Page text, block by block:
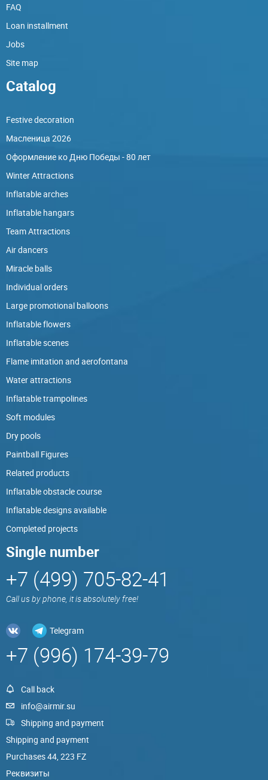
FAQ
Loan installment
Jobs
Site map
Catalog
Festive decoration
Масленица 2026
Оформление ко Дню Победы - 80 лет
Winter Attractions
Inflatable arches
Inflatable hangars
Team Attractions
Air dancers
Miracle balls
Individual orders
Large promotional balloons
Inflatable flowers
Inflatable scenes
Flame imitation and aerofontana
Water attractions
Inflatable trampolines
Soft modules
Dry pools
Paintball Figures
Related products
Inflatable obstacle course
Inflatable designs available
Completed projects
Single number
+7 (499) 705-82-41
Call us by phone, it is absolutely free!
Telegram
+7 (996) 174-39-79
Call back
info@airmir.su
Shipping and payment
Shipping and payment
Purchases 44, 223 FZ
Реквизиты